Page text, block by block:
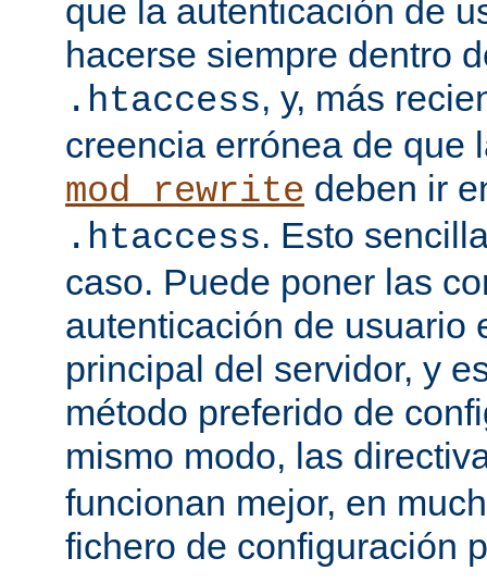
que la autenticación de
hacerse siempre dentro
.htaccess, y, más
creencia errónea de que
mod_rewrite deben ir
.htaccess. Esto
caso. Puede poner las
autenticación de usuario
principal del servidor, y
método preferido de
mismo modo, las
funcionan mejor, en
fichero de configuración